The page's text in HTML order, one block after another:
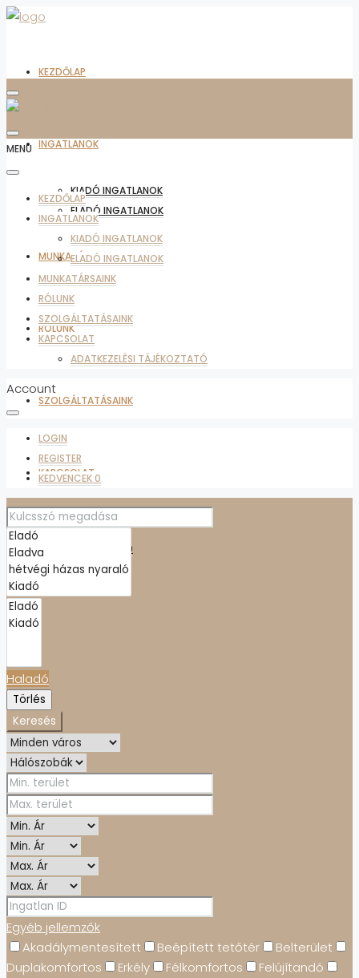
KEZDŐLAP
INGATLANOK
KIADÓ INGATLANOK
ELADÓ INGATLANOK
MUNKATÁRSAINK
RÓLUNK
SZOLGÁLTATÁSAINK
KAPCSOLAT
ADATKEZELÉSI TÁJÉKOZTATÓ
0
MENU
KEZDŐLAP
INGATLANOK
KIADÓ INGATLANOK
ELADÓ INGATLANOK
MUNKATÁRSAINK
RÓLUNK
SZOLGÁLTATÁSAINK
KAPCSOLAT
ADATKEZELÉSI TÁJÉKOZTATÓ
Account
LOGIN
REGISTER
KEDVENCEK0
Haladó
Törlés
Keresés
Egyéb jellemzők
Akadálymentesített
Beépített tetőtér
Belterület
Duplakomfortos
Erkély Félkomfortos
Felújítandó